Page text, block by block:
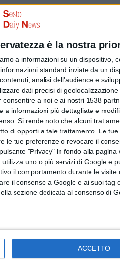
è la nostra
a informazioni su un dispositivo,
standard inviate da un
analisi dell'audience e
dati precisi di
a noi e ai nostri 1538
a informazioni più dettagliate e
Si rende noto che alcuni
di opporti a tale trattamento. Le
le tue preferenze o revocare il
"Privacy" in fondo alla pagina
uno o più servizi di Google e
il comportamento durante le visite
il consenso a Google e ai suoi tag
sezione dedicata al consenso di
ACCETTO
Plumley, suffragheranno
Sciences smonteranno in gran
da sospetti e dubbi sulla
pubblici quasi tutti i
certa, si chiuderà un'epoca di
di vista mediatico
storia televisiva, superato
York.